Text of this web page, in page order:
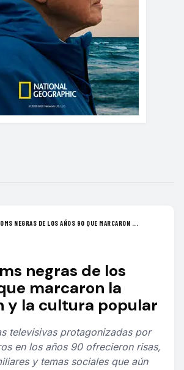
NEGRAS DE LOS AÑOS 90 QUE MARCARON ...
negras de los
marcaron la
y la cultura popular
televisivas protagonizadas por
en los años 90 ofrecieron risas,
y temas sociales que aún